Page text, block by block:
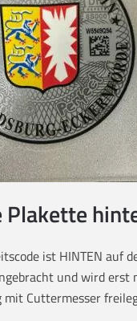
Plakette
ist HINTEN auf
und wird erst
mit Cuttermesser